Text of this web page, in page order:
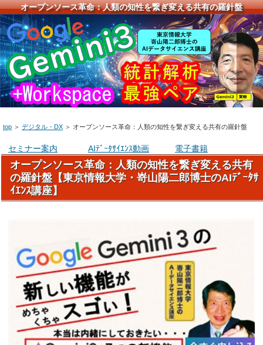
オープンソース革命：人類の知性を繋ぎ変える共有の羅針盤
top ＞ デジタル・DX ＞ オープンソース革命：人類の知性を繋ぎ変える共有の羅針盤
セミナー案内 AIﾃﾞｰﾀｻｲｴﾝｽ動画 電子書籍
オープンソース革命：人類の知性を繋ぎ変える共有
の羅針盤【東京情報大学・嵜山陽二郎博士のAIﾃﾞｰﾀｻ
ｲｴﾝｽ講座】